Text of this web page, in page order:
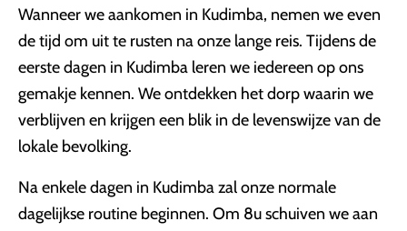
Wanneer we aankomen in Kudimba, nemen we even
de tijd om uit te rusten na onze lange reis. Tijdens de
eerste dagen in Kudimba leren we iedereen op ons
gemakje kennen. We ontdekken het dorp waarin we
verblijven en krijgen een blik in de levenswijze van de
lokale bevolking.
Na enkele dagen in Kudimba zal onze normale
dagelijkse routine beginnen. Om 8u schuiven we aan